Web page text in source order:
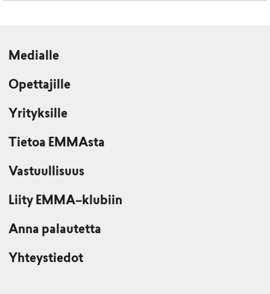
Medialle
Opettajille
Yrityksille
Tietoa EMMAsta
Vastuullisuus
Liity EMMA–klubiin
Anna palautetta
Yhteystiedot